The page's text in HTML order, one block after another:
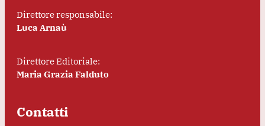
Direttore responsabile:
Luca Arnaù
Direttore Editoriale:
Maria Grazia Falduto
Contatti